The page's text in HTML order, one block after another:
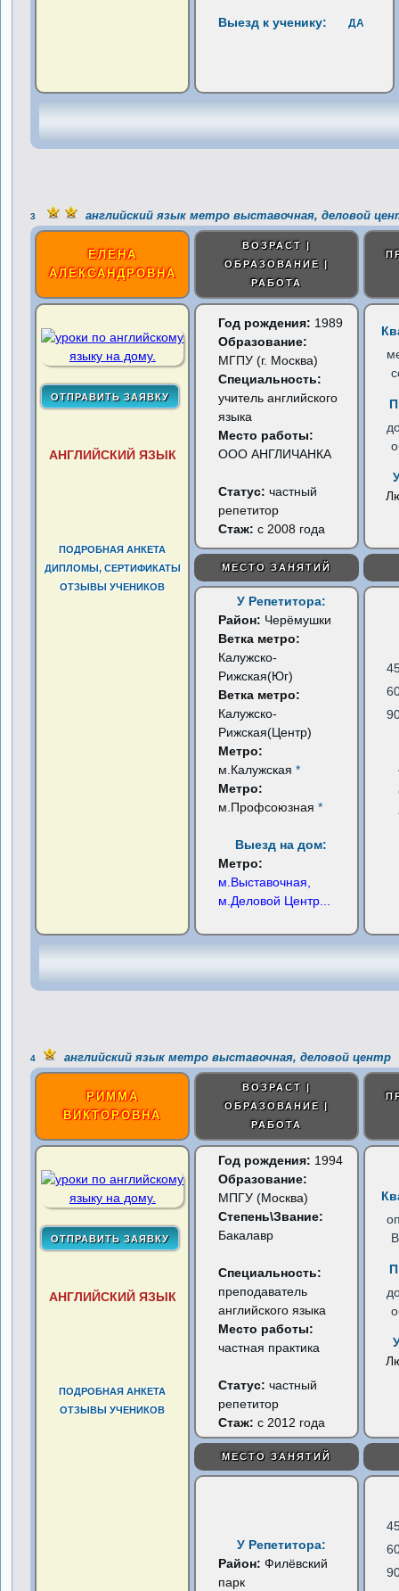
Выезд к ученику: ДА
3 английский язык метро выставочная, деловой
ЕЛЕНА
АЛЕКСАНДРОВНА
ВОЗРАСТ |
ОБРАЗОВАНИЕ |
РАБОТА
АНГЛИЙСКИЙ ЯЗЫК
ПОДРОБНАЯ АНКЕТА
ДИПЛОМЫ, СЕРТИФИКАТЫ
ОТЗЫВЫ УЧЕНИКОВ
Год рождения: 1989
Образование:
МГПУ (г. Москва)
Специальность:
учитель английского
языка
Место работы:
ООО АНГЛИЧАНКА
Статус:частный
репетитор
Стаж: с 2008 года
МЕСТО ЗАНЯТИЙ
У Репетитора:
Район: Черёмушки
Ветка метро:
Калужско-
Рижская(Юг)
Ветка метро:
Калужско-
Рижская(Центр)
Метро:
м.Калужская*
Метро:
м.Профсоюзная*
Выезд на дом:
Метро:
м.Выставочная,
м.Деловой Центр
4 английский язык метро выставочная, деловой центр
РИММА
ВИКТОРОВНА
ВОЗРАСТ |
ОБРАЗОВАНИЕ |
РАБОТА
АНГЛИЙСКИЙ ЯЗЫК
ПОДРОБНАЯ АНКЕТА
ОТЗЫВЫ УЧЕНИКОВ
Год рождения: 1994
Образование:
МПГУ (Москва)
Степень\Звание:
Бакалавр
Специальность:
преподаватель
английского языка
Место работы:
частная практика
Статус:частный
репетитор
Стаж: с 2012 года
МЕСТО ЗАНЯТИЙ
У Репетитора:
Район:Филёвский
парк